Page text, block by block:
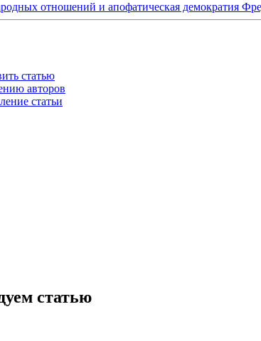
отношений и апофатическая демократия
статью
авторов
статьи
статью